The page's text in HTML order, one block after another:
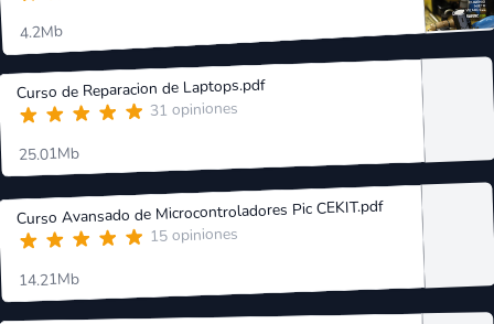
4.2Mb
Curso de Reparacion de Laptops.pdf
31 opiniones
25.01Mb
Curso Avansado de Microcontroladores Pic CEKIT.pdf
15 opiniones
14.21Mb